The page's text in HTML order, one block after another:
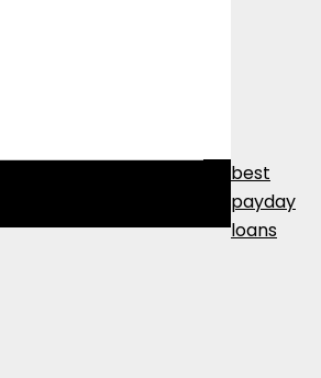
best
payday
loans